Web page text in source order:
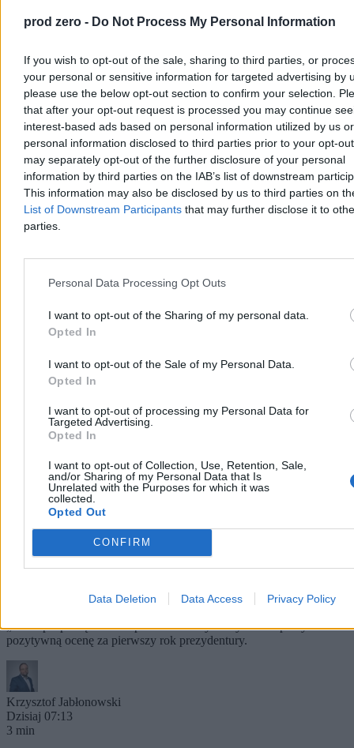
prod zero - Do Not Process My Personal Information
If you wish to opt-out of the sale, sharing to third parties, or
your personal or sensitive information for targeted advertising by
please use the below opt-out section to confirm your selection.
that after your opt-out request is processed you may continue
interest-based ads based on personal information utilized by us or
personal information disclosed to third parties prior to your opt-
may separately opt-out of the further disclosure of your personal
information by third parties on the IAB’s list of downstream
This information may also be disclosed by us to third parties on
List of Downstream Participants that may further disclose it to
parties.
Personal Data Processing Opt Outs
I want to opt-out of the Sharing of my personal data.
Opted In
I want to opt-out of the Sale of my Personal Data.
Opted In
I want to opt-out of processing my Personal Data for
Targeted Advertising.
Opted In
I want to opt-out of Collection, Use, Retention, Sale,
and/or Sharing of my Personal Data that Is
Unrelated with the Purposes for which it was
collected.
Opted Out
CONFIRM
Data Deletion Data Access Privacy Policy
4 min
Reklama
Reklama
Sondaż: Polacy oceniają pierwszy rok
prezydentury Karola Nawrockiego
Ponad połowa Polaków ocenia Karola Nawrockiego co najmniej na
„Rzeczpospolitą”. Ponad połowa badanych wystawiła prezydentowi
pozytywną ocenę za pierwszy rok prezydentury.
Krzysztof Jabłonowski
Dzisiaj 07:13
3 min